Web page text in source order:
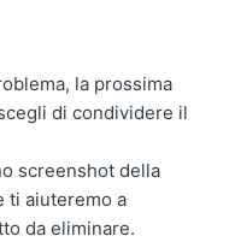
la prossima
di condividere il
screenshot della
ti aiuteremo a
da eliminare.